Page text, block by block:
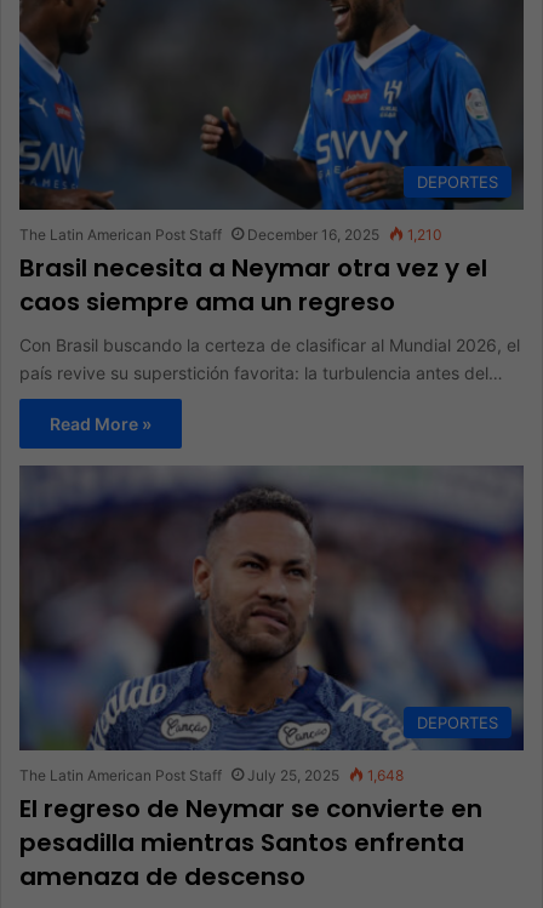
DEPORTES
The Latin American Post Staff December 16, 2025 1,210
Brasil necesita a Neymar otra vez y el
caos siempre ama un regreso
Con Brasil buscando la certeza de clasificar al Mundial 2026, el
país revive su superstición favorita: la turbulencia antes del…
Read More »
DEPORTES
The Latin American Post Staff July 25, 2025 1,648
El regreso de Neymar se convierte en
pesadilla mientras Santos enfrenta
amenaza de descenso